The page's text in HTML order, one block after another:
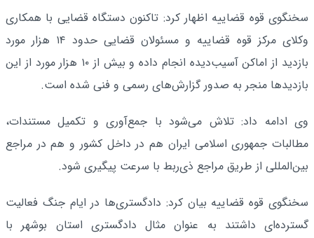
سخنگوی قوه قضاییه اظهار کرد: تاکنون دستگاه قضایی با همکاری
وکلای مرکز قوه قضاییه و مسئولان قضایی حدود ۱۴ هزار مورد
بازدید از اماکن آسیب‌دیده انجام داده و بیش از ۱۰ هزار مورد از این
بازدیدها منجر به صدور گزارش‌های رسمی و فنی شده است.
وی ادامه داد: تلاش می‌شود با جمع‌آوری و تکمیل مستندات،
مطالبات جمهوری اسلامی ایران هم در داخل کشور و هم در مراجع
بین‌المللی از طریق مراجع ذی‌ربط با سرعت پیگیری شود.
سخنگوی قوه قضاییه بیان کرد: دادگستری‌ها در ایام جنگ فعالیت
گسترده‌ای داشتند به عنوان مثال دادگستری استان بوشهر با